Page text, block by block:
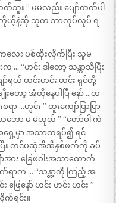
း ” မမလည်း ပျော်တတ်ပါ
ါ ကိုယ့်နဲ့ဆို သူက ဘာလုပ်လုပ် ရ
လေး ပစ်ထိုးလိုက်ပြီး သူမ
… “ဟင်း ဒါတော့ သန္တာသိပြီး
ာ်ရယ် ဟင်းဟင်း ဟင်း ရှင်တို့
တော့ အံတိုနေပါပြီ နော် …တ
…ဟွင်း ” ထူးကျော်ပြာပြာ
ဘော မ မဟုတ် ” “တော်ပါ ကဲ
ရှေ့မှာ အသာထရပ်၍ ရင်
ြီး တင်ပဆုံအိအိနှစ်ဖက်ကို ခပ်
ား ခြေဖဝါးအသာထောက်
ာက … “သန္တာ့ကို ကြည့် အ
နော် ဟင်း ဟင်း ဟင်း ”
ရင်း။